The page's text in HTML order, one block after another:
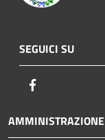
SEGUICI SU
AMMINISTRAZIONE